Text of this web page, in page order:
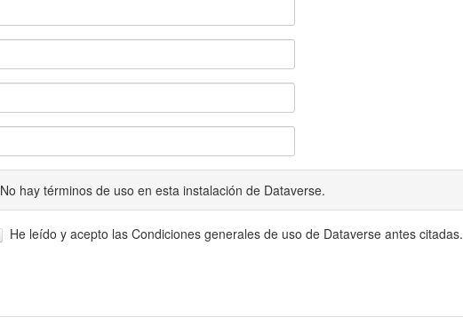
No hay términos de uso en esta instalación de Dataverse.
He leído y acepto las Condiciones generales de uso de Dataverse antes citadas.